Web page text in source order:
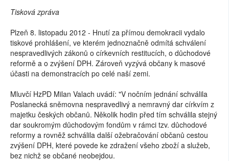
Tisková zpráva
Plzeň 8. listopadu 2012 - Hnutí za přímou demokracii vydalo
tiskové prohlášení, ve kterém jednoznačně odmítá schválení
nespravedlivých zákonů o církevních restitucích, o důchodové
reformě a o zvýšení DPH. Zároveň vyzývá občany k masové
účasti na demonstracích po celé naší zemi.
Mluvčí HzPD Milan Valach uvádí: "V nočním jednání schválila
Poslanecká sněmovna nespravedlivý a nemravný dar církvím z
majetku českých občanů. Několik hodin před tím schválila stejný
dar soukromým důchodovým fondům v rámci tzv. důchodové
reformy a rovněž schválila další ožebračování občanů cestou
zvýšení DPH, které povede ke zdražení všeho zboží a služeb,
bez nichž se občané neobejdou.